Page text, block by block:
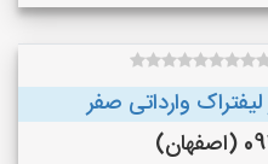
وارداتی صفر